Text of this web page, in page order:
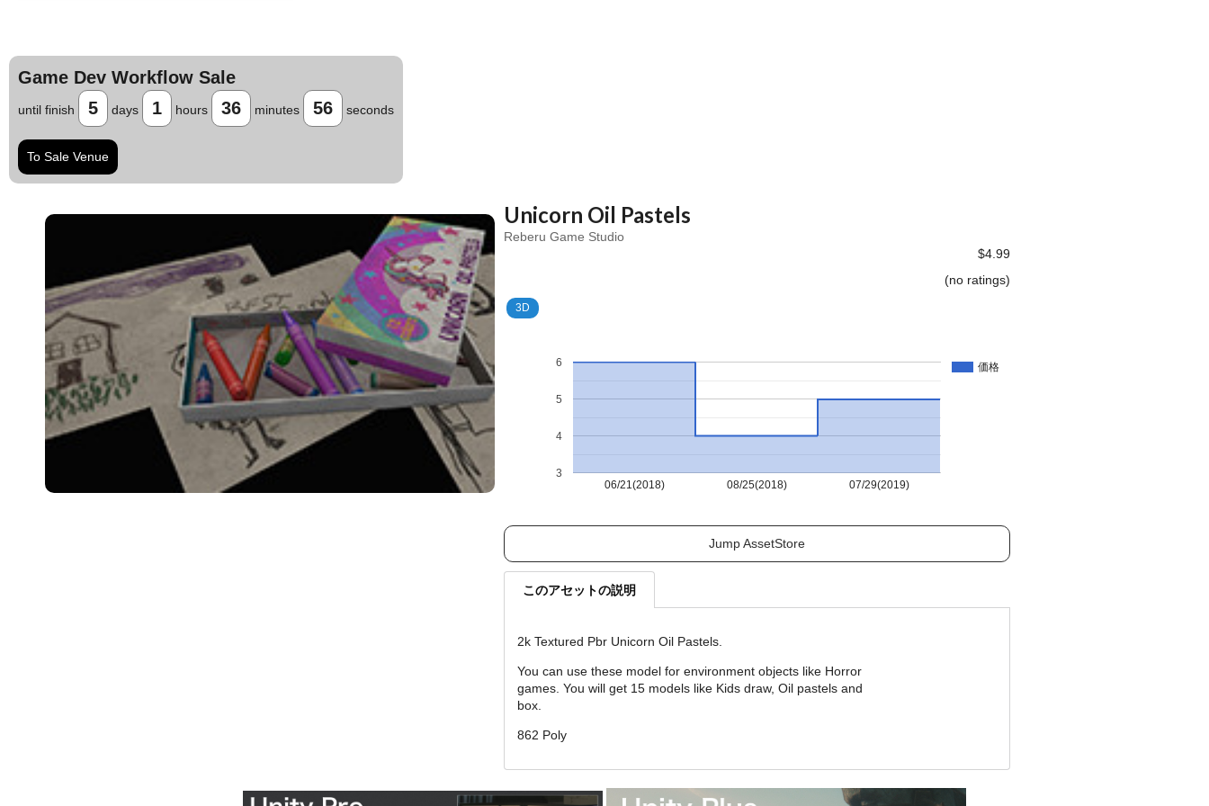
Game Dev Workflow Sale
until finish 5 days 1 hours 36 minutes 55 seconds
To Sale Venue
Unicorn Oil Pastels
Reberu Game Studio
$4.99
(no ratings)
3D
価格
06/21(2018) 08/25(2018) 07/29(2019)
3
4
5
6
Jump AssetStore
このアセットの説明
2k Textured Pbr Unicorn Oil Pastels.
You can use these model for environment objects like Horror
games. You will get 15 models like Kids draw, Oil pastels and
box.
862 Poly